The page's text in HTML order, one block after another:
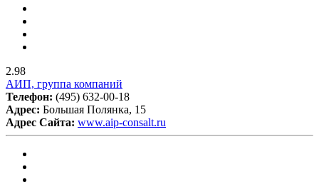
2.98
АИП, группа компаний
Телефон: (495) 632-00-18
Адрес: Большая Полянка, 15
Адрес Сайта: www.aip-consalt.ru